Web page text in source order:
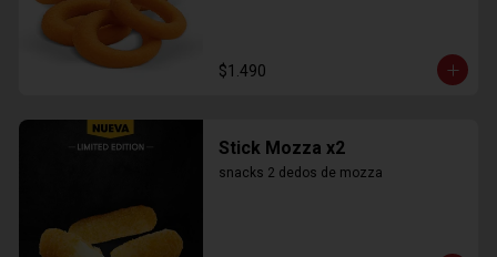
$1.490
Stick Mozza x2
snacks 2 dedos de mozza